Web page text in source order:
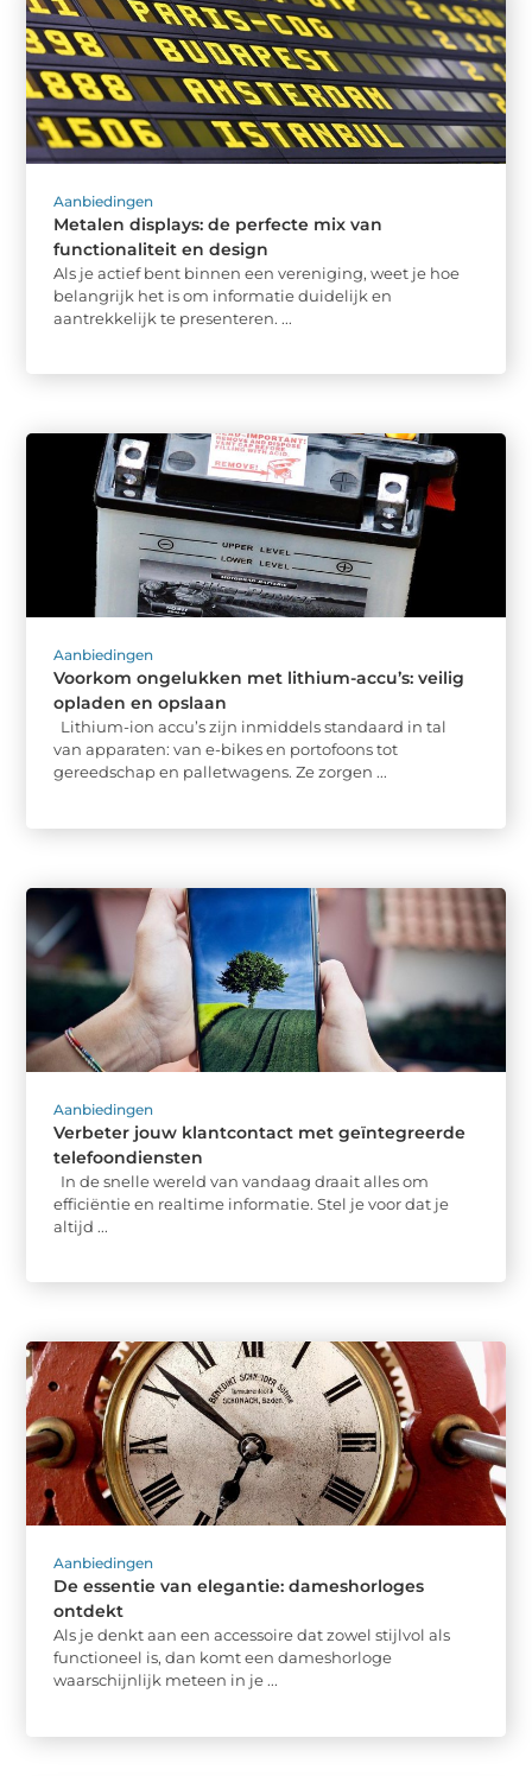
Aanbiedingen
Metalen displays: de perfecte mix van
functionaliteit en design
Als je actief bent binnen een vereniging, weet je hoe
belangrijk het is om informatie duidelijk en
aantrekkelijk te presenteren. ...
Aanbiedingen
Voorkom ongelukken met lithium-accu’s: veilig
opladen en opslaan
Lithium-ion accu’s zijn inmiddels standaard in tal
van apparaten: van e-bikes en portofoons tot
gereedschap en palletwagens. Ze zorgen ...
Aanbiedingen
Verbeter jouw klantcontact met geïntegreerde
telefoondiensten
In de snelle wereld van vandaag draait alles om
efficiëntie en realtime informatie. Stel je voor dat je
altijd ...
Aanbiedingen
De essentie van elegantie: dameshorloges
ontdekt
Als je denkt aan een accessoire dat zowel stijlvol als
functioneel is, dan komt een dameshorloge
waarschijnlijk meteen in je ...